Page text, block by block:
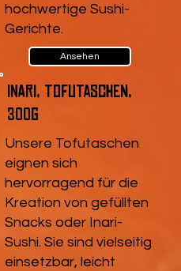
hochwertige Sushi-
Gerichte.
Ansehen
Inari, Tofutaschen,
300g
Unsere Tofutaschen
eignen sich
hervorragend für die
Kreation von gefüllten
Snacks oder Inari-
Sushi. Sie sind vielseitig
einsetzbar, leicht